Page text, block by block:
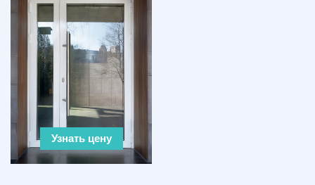
Узнать цену